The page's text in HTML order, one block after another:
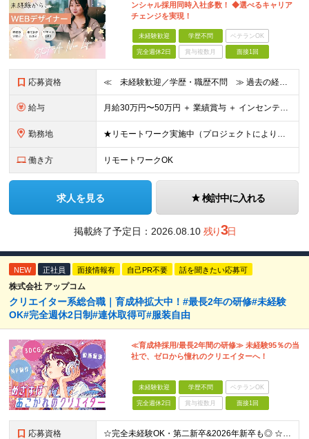
ンシャル採用同時入社多数！ ◆選べるキャリア
チェンジを実現！
未経験歓迎 学歴不問 ベテランOK
完全週休2日 賞与複数月 面接1回
応募資格 ≪ 未経験歓迎／学歴・職歴不問 ≫ 過去の経歴は一切不問。 「いままで」よりも「これから」を 重視した採用を行っています！ ▼▼こんな想いがある方大歓迎▼▼ ・WEBデザインに興味がある！ ・WEB
給与 ⽉給30万円〜50万円 ＋ 業績賞与 ＋ インセンティブ賞与 経験者：35万円～ ※IT新人時25万円〜 ※経験・スキルを考慮の上、決定します。 ※経験者は別途優遇！ ★試⽤期間：3ヶ⽉ ★学
勤務地 ★リモートワーク実施中（プロジェクトによりフルリモートもあり） ★配属先は希望を最⼤限考慮
働き方 リモートワークOK
求人を見る 検討中に入れる
掲載終了予定日： 2026.08.10 残り3日
NEW 正社員 面接情報有 自己PR不要 話を聞きたい応募可
株式会社 アップコム
クリエイター系総合職｜育成枠拡大中！#最長2年の研修#未経験
OK#完全週休2日制#連休取得可#服装自由
≪育成枠採用/最長2年間の研修≫ 未経験95％の当
社で、ゼロから憧れのクリエイターへ！
未経験歓迎 学歴不問 ベテランOK
完全週休2日 賞与複数月 面接1回
応募資格 ☆完全未経験OK・第二新卒&2026年新卒も◎ ☆社員の7割が20代 ☆経歴・ブランク不問 ※学歴不問 …━━━━━━━━━━ 未経験スタート前提のポテンシャル採用です。 毎月全国で複数人を採用して